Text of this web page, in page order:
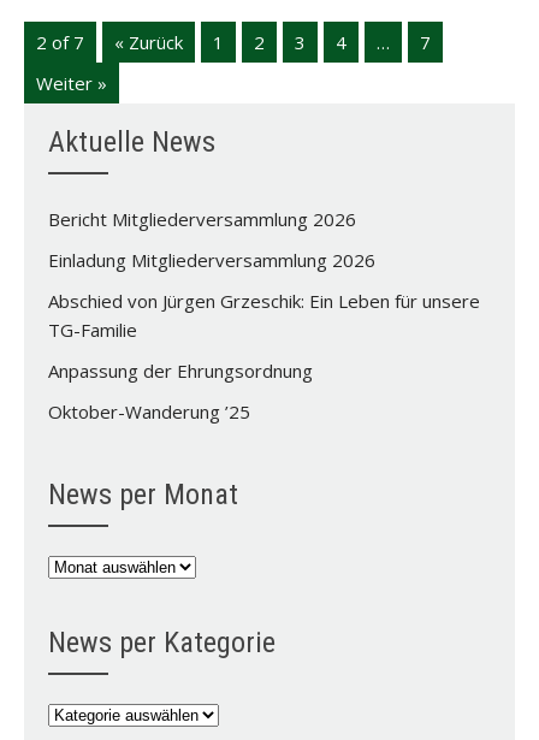
2 of 7 « Zurück 1 2 3 4 …
7
Weiter »
Aktuelle News
Bericht Mitgliederversammlung 2026
Einladung Mitgliederversammlung 2026
Abschied von Jürgen Grzeschik: Ein Leben für unsere
TG-Familie
Anpassung der Ehrungsordnung
Oktober-Wanderung ’25
News per Monat
News
News per Kategorie
News